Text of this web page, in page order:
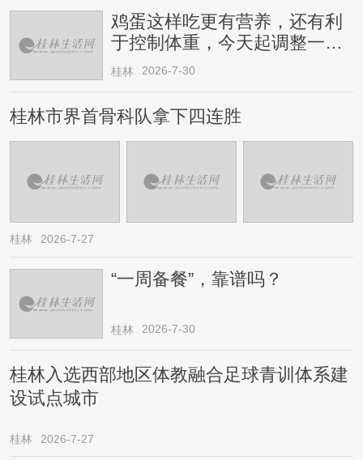
鸡蛋这样吃更有营养，还有利
于控制体重，今天起调整一下
→
桂林 2026-7-30
桂林市界首骨科队拿下四连胜
桂林 2026-7-27
“一周备餐”，靠谱吗？
桂林 2026-7-30
桂林入选西部地区体教融合足球青训体系建
设试点城市
桂林 2026-7-27